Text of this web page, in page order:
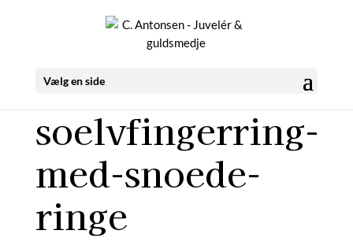
Vælg en side
soelvfingerring-
med-snoede-
ringe